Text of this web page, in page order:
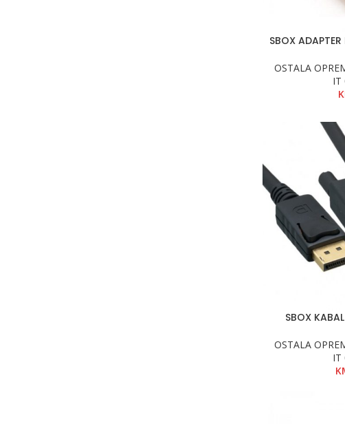
SBOX
OSTALA
IT
SBOX
OSTALA
IT